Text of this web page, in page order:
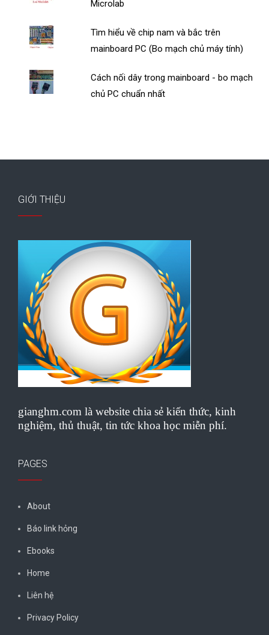
Microlab
Tìm hiểu về chip nam và bắc trên
mainboard PC (Bo mạch chủ máy tính)
Cách nối dây trong mainboard - bo mạch
chủ PC chuẩn nhất
GIỚI THIỆU
gianghm.com là website chia sẻ kiến thức, kinh
nghiệm, thủ thuật, tin tức khoa học miễn phí.
PAGES
About
Báo link hỏng
Ebooks
Home
Liên hệ
Privacy Policy